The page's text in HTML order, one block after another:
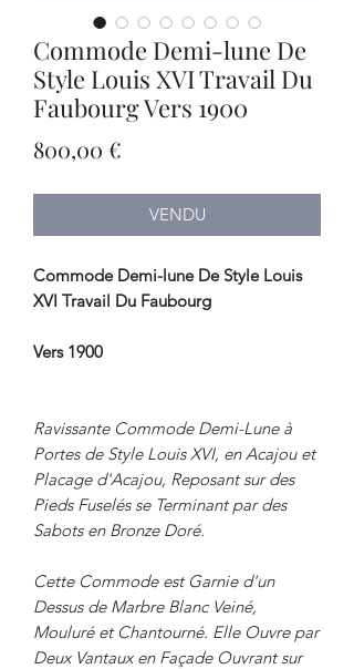
Commode Demi-lune De
Style Louis XVI Travail Du
Faubourg Vers 1900
800,00 €
VENDU
Commode Demi-lune De Style Louis
XVI Travail Du Faubourg
Vers 1900
Ravissante Commode Demi-Lune à
Portes de Style Louis XVI, en Acajou et
Placage d'Acajou, Reposant sur des
Pieds Fuselés se Terminant par des
Sabots en Bronze Doré.
Cette Commode est Garnie d'un
Dessus de Marbre Blanc Veiné,
Mouluré et Chantourné. Elle Ouvre par
Deux Vantaux en Façade Ouvrant sur